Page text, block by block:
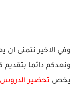
وفي الاخير نتمنى ان
ونعدكم دائما
يخص تحضير